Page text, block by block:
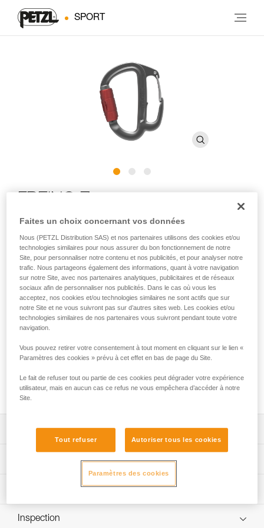
SPORT
STOP et SIMPLE
FREINO Z est un mousqueton à verrouillage automatique
avec ergot de freinage, conçu pour les descendeurs de
spéléologie STOP (D009AA00) et SIMPLE (D004AA00). Il
permet d'ajouter du freinage ou de le moduler pendant la
descente. Il facilite la réalisation de clé de blocage. FREINO
Z peut être retourné pour rendre le descendeur imperdable
rond.
Descriptif
Contrôle du freinage :
- ergot permettant d'ajouter du freinage à la descente,
- utilisation simple et modulable. La corde peut être
rapidement passée ou sortie de l’ergot de freinage, d’une
Manipulations facilitées :
Spécifications techniques
Matière(s): aluminium
Technical Use, GB/T 23469 / B
Informations techniques
Télécharger le pdf technical-notice-FREINO-Z-1
Inspection
Faites un choix concernant vos données
Nous (PETZL Distribution SAS) et nos partenaires utilisons des cookies et/ou
technologies similaires pour nous assurer du bon fonctionnement de notre
Site, pour personnaliser notre contenu et nos publicités, et pour analyser notre
trafic. Nous partageons également des informations, quant à votre navigation
sur notre Site, avec nos partenaires analytiques, publicitaires et de réseaux
sociaux afin de personnaliser nos publicités. Dans le cas où vous les
acceptez, nos cookies et/ou technologies similaires ne sont actifs que sur
notre Site et ne vous suivront pas sur d’autres sites web. Les cookies et/ou
technologies similaires de nos partenaires vous suivront pendant toute votre
navigation.
Vous pouvez retirer votre consentement à tout moment en cliquant sur le lien «
Paramètres des cookies » prévu à cet effet en bas de page du Site.
Le fait de refuser tout ou partie de ces cookies peut dégrader votre expérience
utilisateur, mais en aucun cas ce refus ne vous empêchera d’accéder à notre
Site.
Tout refuser Autoriser tous les cookies
Paramètres des cookies